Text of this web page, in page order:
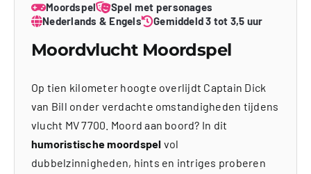
Moordspel
Spel met personages
Nederlands & Engels
Gemiddeld 3 tot 3,5 uur
Moordvlucht Moordspel
Op tien kilometer hoogte overlijdt Captain Dick
van Bill onder verdachte omstandigheden tijdens
vlucht MV 7700. Moord aan boord? In dit
humoristische moordspel vol
dubbelzinnigheden, hints en intriges proberen